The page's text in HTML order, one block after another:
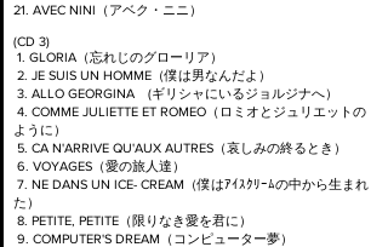
21. AVEC NINI（アベク・ニニ）
(CD 3)
1. GLORIA（忘れじのグローリア）
2. JE SUIS UN HOMME（僕は男なんだよ）
3. ALLO GEORGINA (ギリシャにいるジョルジナへ）
4. COMME JULIETTE ET ROMEO（ロミオとジュリエットの
ように）
5. CA N'ARRIVE QU'AUX AUTRES（哀しみの終るとき）
6. VOYAGES（愛の旅人達）
7. NE DANS UN ICE- CREAM（僕はｱｲｽｸﾘｰﾑの中から生まれ
た）
8. PETITE, PETITE（限りなき愛を君に）
9. COMPUTER'S DREAM（コンピューター夢）